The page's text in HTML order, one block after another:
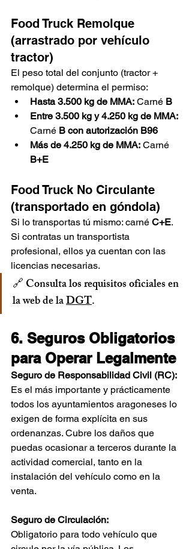
Food Truck Remolque
(arrastrado por vehículo
tractor)
El peso total del conjunto (tractor +
remolque) determina el permiso:
Hasta 3.500 kg de MMA: Carné B
Entre 3.500 kg y 4.250 kg de MMA:
Carné B con autorización B96
Más de 4.250 kg de MMA: Carné
B+E
Food Truck No Circulante
(transportado en góndola)
Si lo transportas tú mismo: carné C+E.
Si contratas un transportista
profesional, ellos ya cuentan con las
licencias necesarias.
🔗 Consulta los requisitos oficiales en
la web de la DGT.
6. Seguros Obligatorios
para Operar Legalmente
Seguro de Responsabilidad Civil (RC):
Es el más importante y prácticamente
todos los ayuntamientos aragoneses lo
exigen de forma explícita en sus
ordenanzas. Cubre los daños que
puedas ocasionar a terceros durante la
actividad comercial, tanto en la
instalación del vehículo como en la
venta.
Seguro de Circulación:
Obligatorio para todo vehículo que